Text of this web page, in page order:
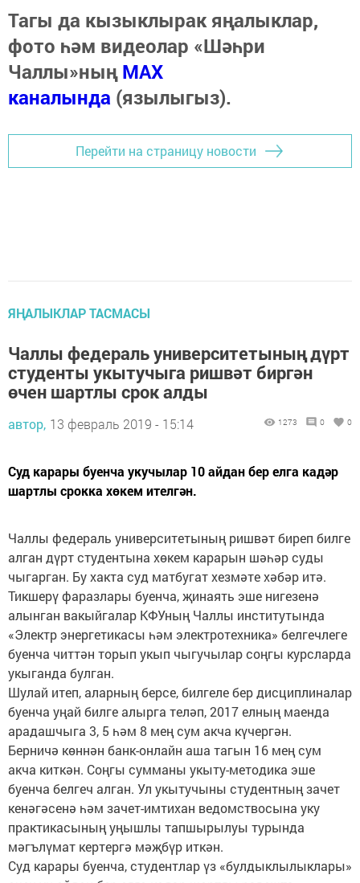
Тагы да кызыклырак яңалыклар,
фото һәм видеолар «Шәһри
Чаллы»ныңMAX
каналында (язылыгыз).
Перейти на страницу новости
ЯҢАЛЫКЛАР ТАСМАСЫ
Чаллы федераль университетының дүрт
студенты укытучыга ришвәт биргән
өчен шартлы срок алды
автор, 13 февраль 2019 - 15:14 1273 0 0
Суд карары буенча укучылар 10 айдан бер елга кадәр
шартлы срокка хөкем ителгән.
Чаллы федераль университетының ришвәт биреп билге
алган дүрт студентына хөкем карарын шәһәр суды
чыгарган. Бу хакта суд матбугат хезмәте хәбәр итә.
Тикшерү фаразлары буенча, җинаять эше нигезенә
алынган вакыйгалар КФУның Чаллы институтында
«Электр энергетикасы һәм электротехника» белгечлеге
буенча читтән торып укып чыгучылар соңгы курсларда
укыганда булган.
Шулай итеп, аларның берсе, билгеле бер дисциплиналар
буенча уңай билге алырга теләп, 2017 елның маенда
арадашчыга 3, 5 һәм 8 мең сум акча күчергән.
Берничә көннән банк-онлайн аша тагын 16 мең сум
акча киткән. Соңгы сумманы укыту-методика эше
буенча белгеч алган. Ул укытучыны студентның зачет
кенәгәсенә һәм зачет-имтихан ведомствосына уку
практикасының уңышлы тапшырылуы турында
мәгълүмат кертергә мәҗбүр иткән.
Суд карары буенча, студентлар үз «булдыклылыклары»